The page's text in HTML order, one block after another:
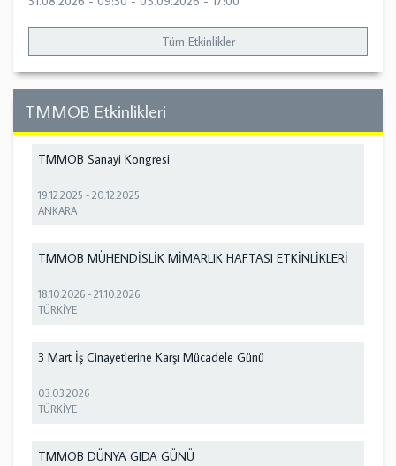
Tüm Etkinlikler
TMMOB Etkinlikleri
TMMOB Sanayi Kongresi
19.12.2025 -20.12.2025
ANKARA
TMMOB MÜHENDİSLİK MİMARLIK HAFTASI ETKİNLİKLERİ
18.10.2026 -21.10.2026
TÜRKİYE
3 Mart İş Cinayetlerine Karşı Mücadele Günü
03.03.2026
TÜRKİYE
TMMOB DÜNYA GIDA GÜNÜ